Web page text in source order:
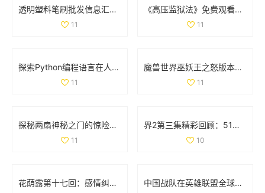
透明塑料笔刷批发信息汇总及价格优惠来源分析
11
《高压监狱法》免费观看，揭示法律与人性的深刻较量
11
探索Python编程语言在人与动物行为模拟中的应用与实践
11
魔兽世界巫妖王之怒版本最受欢迎职业全面分析与推荐
11
探秘两扇神秘之门的惊险视频体验与背后故事
11
界2第三集精彩回顾：51秒视频带你领略剧情高潮时刻
10
花荫露第十七回：感情纠葛与命运交错的奇妙旅程 中国战队在英雄联盟全球总决赛中的表现与名单分析